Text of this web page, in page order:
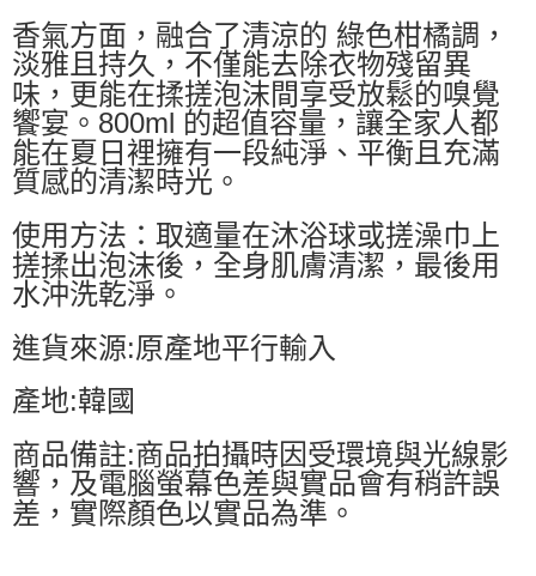
香氣方面，融合了清涼的 綠色柑橘調，
淡雅且持久，不僅能去除衣物殘留異
味，更能在揉搓泡沫間享受放鬆的嗅覺
饗宴。800ml 的超值容量，讓全家人都
能在夏日裡擁有一段純淨、平衡且充滿
質感的清潔時光。
使用方法：取適量在沐浴球或搓澡巾上
搓揉出泡沫後，全身肌膚清潔，最後用
水沖洗乾淨。
進貨來源:原產地平行輸入
產地:韓國
商品備註:商品拍攝時因受環境與光線影
響，及電腦螢幕色差與實品會有稍許誤
差，實際顏色以實品為準。